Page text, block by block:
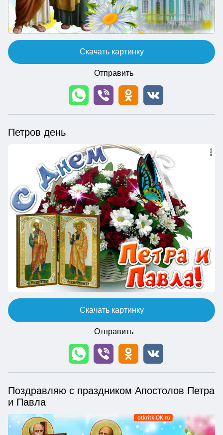
Скачать картинку
Отправить
Петров день
Скачать картинку
Отправить
Поздравляю с праздником Апостолов Петра
и Павла